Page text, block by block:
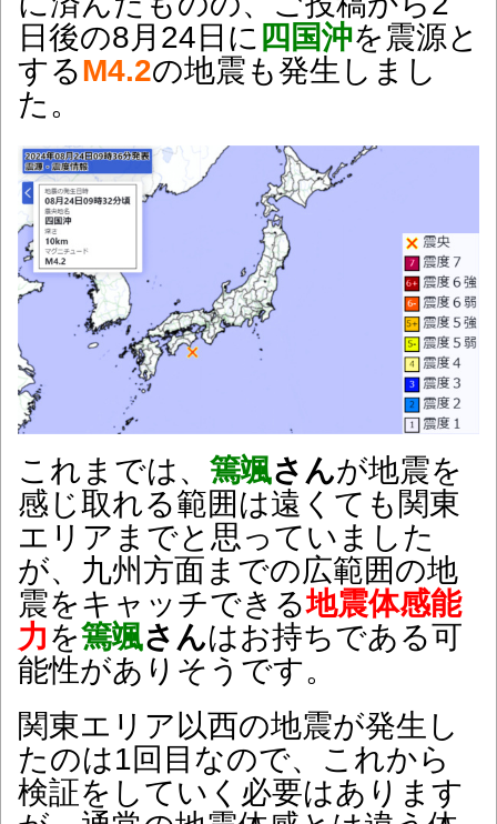
日後の8月24日に 四国沖を震源と
するM4.2の地震も発生しまし
た。
これまでは、 篶颯さんが地震を
感じ取れる範囲は遠くても関東
エリアまでと思っていました
が、九州方面までの広範囲の地
震をキャッチできる地震体感能
力を篶颯さんはお持ちである可
能性がありそうです。
関東エリア以西の地震が発生し
たのは1回目なので、これから
検証をしていく必要はあります